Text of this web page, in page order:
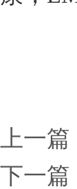
上一篇
下一篇